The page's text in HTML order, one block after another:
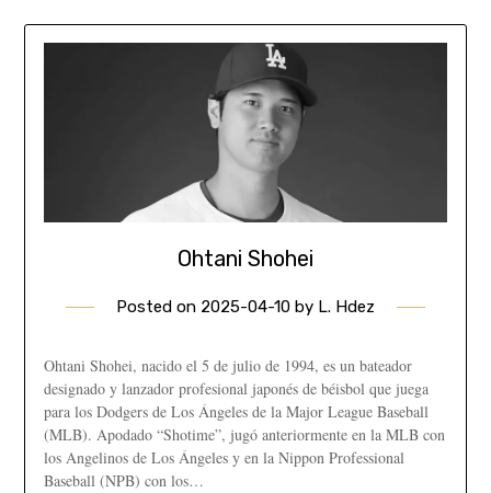
Ohtani Shohei
Posted on 2025-04-10 by L. Hdez
Ohtani Shohei, nacido el 5 de julio de 1994, es un bateador
designado y lanzador profesional japonés de béisbol que juega
para los Dodgers de Los Ángeles de la Major League Baseball
(MLB). Apodado “Shotime”, jugó anteriormente en la MLB con
los Angelinos de Los Ángeles y en la Nippon Professional
Baseball (NPB) con los…